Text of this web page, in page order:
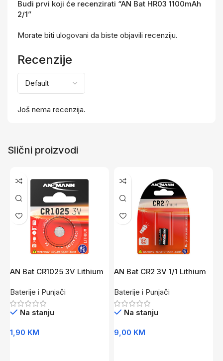
Recenzije
Još nema recenzija.
Budi prvi koji će recenzirati “AN Bat HR03 1100mAh
2/1”
Morate biti ulogovani da biste objavili recenziju.
Slični proizvodi
AN Bat CR1025 3V Lithium
Baterije i Punjači
Na stanju
1,90 KM
AN Bat CR2 3V 1/1 Lithium
Baterije i Punjači
Na stanju
9,00 KM